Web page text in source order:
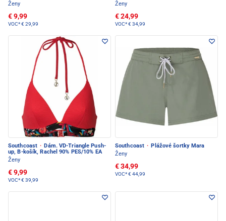
Ženy
€ 9,99
VOC*€ 29,99
Ženy
€ 24,99
VOC*€ 34,99
Southcoast · Dám. VD-Triangle Push-
up, B-košík, Rachel 90% PES/10% EA
Ženy
€ 9,99
VOC*€ 39,99
Southcoast · Plážové šortky Mara
Ženy
€ 34,99
VOC*€ 44,99